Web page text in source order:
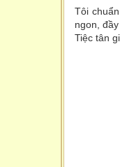
Tôi
ngon,
Tiệc tân